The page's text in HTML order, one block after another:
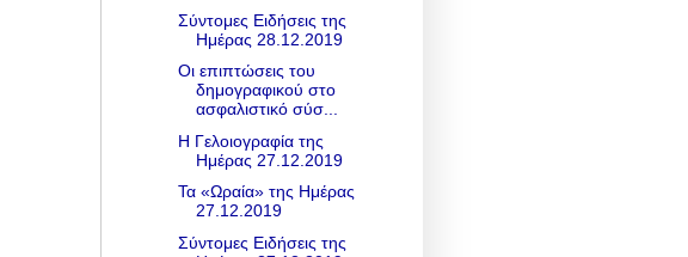
Σύντομες Ειδήσεις της
Ημέρας 28.12.2019
Οι επιπτώσεις του
δημογραφικού στο
ασφαλιστικό σύσ...
Η Γελοιογραφία της
Ημέρας 27.12.2019
Τα «Ωραία» της Ημέρας
27.12.2019
Σύντομες Ειδήσεις της